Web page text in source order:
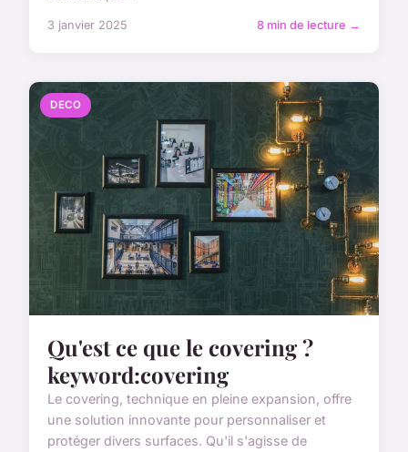
3 janvier 2025 8 min de lecture →
DECO
Qu'est ce que le covering ?
keyword:covering
Le covering, technique en pleine expansion, offre
une solution innovante pour personnaliser et
protéger divers surfaces. Qu'il s'agisse de